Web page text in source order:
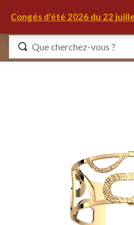
Congés d'été 2026 du 22
MON